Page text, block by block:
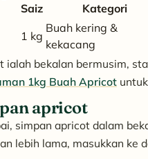
Saiz Kategori
1 kg
Buah kering &
kekacang
ialah bekalan bermusim,
1kg Buah Apricot
apricot
simpan apricot dalam
lebih lama, masukkan ke